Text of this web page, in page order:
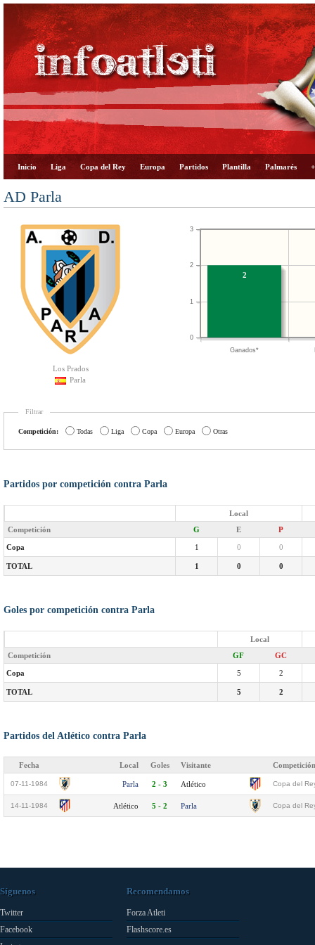
Inicio Liga Copa del Rey Europa Partidos Plantilla Palmarés
AD Parla
Los Prados
Parla
Ganados*
0
1
2
3
2
Filtrar
Competición: Todas Liga Copa Europa Otras
Partidos por competición contra Parla
Local
Competición
G E P
Copa 1 0 0
TOTAL 1 0 0
Goles por competición contra Parla
Local
Competición
GF GC
Copa 5 2
TOTAL 5 2
Partidos del Atlético contra Parla
Fecha Local Goles Visitante Competición
07-11-1984 Parla 2 - 3 Atlético Copa del
14-11-1984 Atlético 5 - 2 Parla Copa del
Síguenos
Twitter
Facebook
Recomendamos
Forza Atleti
Flashscore.es